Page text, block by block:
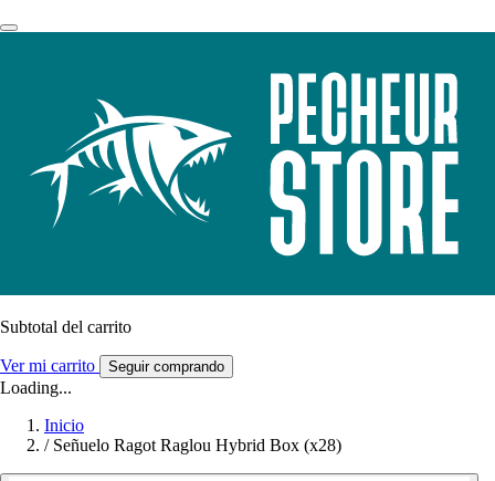
Subtotal del carrito
Ver mi carrito Seguir comprando
Loading...
Inicio
/ Señuelo Ragot Raglou Hybrid Box (x28)